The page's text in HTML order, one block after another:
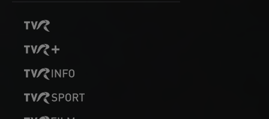
Emisiune de dezbateri pe teme sociale și de ...